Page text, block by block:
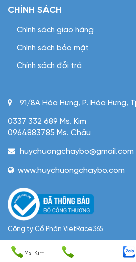
CHÍNH SÁCH
Chính sách giao hàng
Chính sách bảo mật
Chính sách đỗi trả
91/8A Hòa Hưng, P. Hòa Hưng,
0337 332 689 Ms. Kim
0964883785 Ms. Châu
huychuongchaybo@gmail.com
www.huychuongchaybo.com
Công ty Cổ Phần VietRace365
Giấy phép/MST: 0305952229 do
Ms. Kim